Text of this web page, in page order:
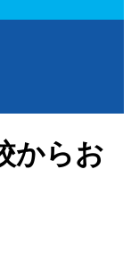
からお